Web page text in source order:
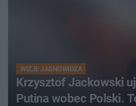
WIZJE JASNOWIDZA
Krzysztof Jackowski
Putina wobec Polski.